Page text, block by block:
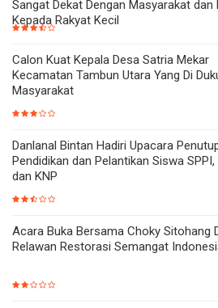
Sangat Dekat Dengan Masyarakat dan
Kepada Rakyat Kecil
Calon Kuat Kepala Desa Satria Mekar
Kecamatan Tambun Utara Yang Di
Masyarakat
Danlanal Bintan Hadiri Upacara
Pendidikan dan Pelantikan Siswa SPPI,
dan KNP
Acara Buka Bersama Choky Sitohang
Relawan Restorasi Semangat